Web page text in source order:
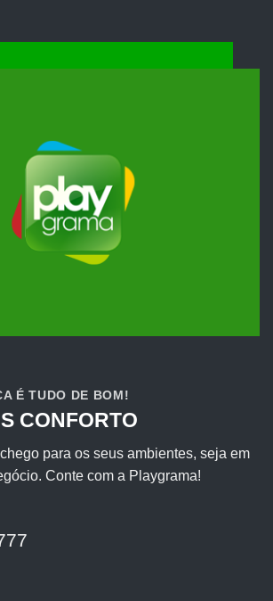
É TUDO DE BOM!
CONFORTO
para os seus ambientes, seja em
Conte com a Playgrama!